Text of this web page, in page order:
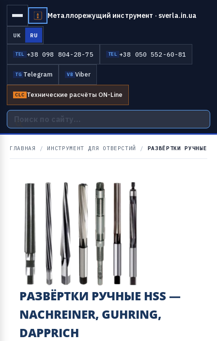
Металлорежущий инструмент · sverla.in.ua
UK RU
TEL +38 098 804-28-75 TEL +38 050 552-60-81
TG Telegram VB Viber
CLC Технические расчёты ON-Line
ГЛАВНАЯ / ИНСТРУМЕНТ ДЛЯ ОТВЕРСТИЙ / РАЗВЁРТКИ РУЧНЫЕ
РАЗВЁРТКИ РУЧНЫЕ HSS —
NACHREINER, GUHRING,
DAPPRICH